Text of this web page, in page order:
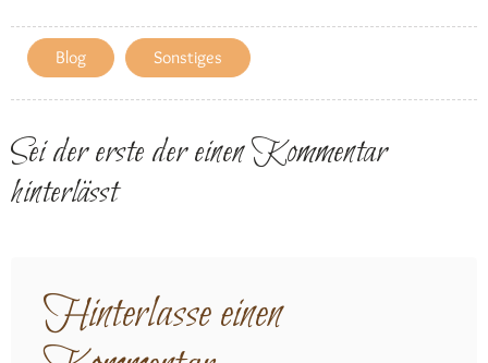
Blog Sonstiges
Sei der erste der einen Kommentar
hinterlässt
Hinterlasse einen